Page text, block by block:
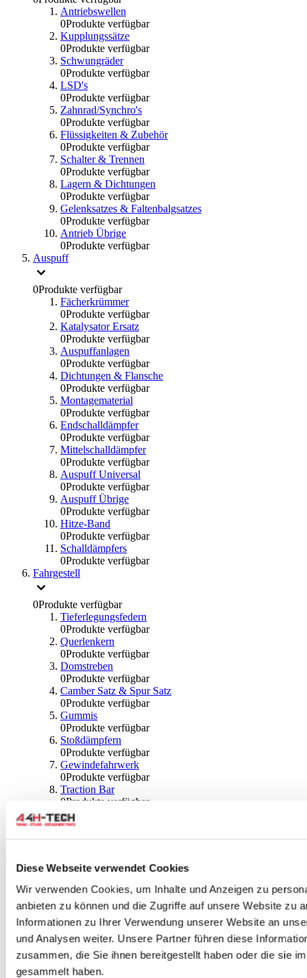
Diese Webseite verwendet Cookies
Wir verwenden Cookies, um Inhalte und Anzeigen zu
anbieten zu können und die Zugriffe auf unsere Website zu
Informationen zu Ihrer Verwendung unserer Website an
und Analysen weiter. Unsere Partner führen diese
zusammen, die Sie ihnen bereitgestellt haben oder die sie
gesammelt haben.
Antriebswellen
0Produkte verfügbar
Kupplungssätze
0Produkte verfügbar
Schwungräder
0Produkte verfügbar
LSD's
0Produkte verfügbar
Zahnrad/Synchro's
0Produkte verfügbar
Flüssigkeiten & Zubehör
0Produkte verfügbar
Schalter & Trennen
0Produkte verfügbar
Lagern & Dichtungen
0Produkte verfügbar
Gelenksatzes & Faltenbalgsatzes
0Produkte verfügbar
Antrieb Übrige
0Produkte verfügbar
Auspuff
0Produkte verfügbar
Fächerkrümmer
0Produkte verfügbar
Katalysator Ersatz
0Produkte verfügbar
Auspuffanlagen
0Produkte verfügbar
Dichtungen & Flansche
0Produkte verfügbar
Montagematerial
0Produkte verfügbar
Endschalldämpfer
0Produkte verfügbar
Mittelschalldämpfer
0Produkte verfügbar
Auspuff Universal
0Produkte verfügbar
Auspuff Übrige
0Produkte verfügbar
Hitze-Band
0Produkte verfügbar
Schalldämpfers
0Produkte verfügbar
Fahrgestell
0Produkte verfügbar
Tieferlegungsfedern
0Produkte verfügbar
Querlenkern
0Produkte verfügbar
Domstreben
0Produkte verfügbar
Camber Satz & Spur Satz
0Produkte verfügbar
Gummis
0Produkte verfügbar
Stoßdämpfern
0Produkte verfügbar
Gewindefahrwerk
0Produkte verfügbar
Traction Bar
0Produkte verfügbar
Stabilisator & Zubehör
0Produkte verfügbar
Kugeln & Abdeckungen
Radlagern & Naben
0Produkte verfügbar
Räder und Zubehör
0Produkte verfügbar
Spurverbreiterungen
0Produkte verfügbar
Radmuttern
0Produkte verfügbar